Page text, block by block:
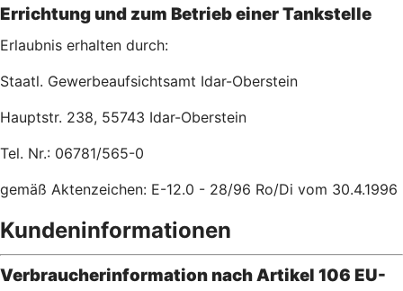
Errichtung und zum Betrieb einer Tankstelle
Erlaubnis erhalten durch:
Staatl. Gewerbeaufsichtsamt Idar-Oberstein
Hauptstr. 238, 55743 Idar-Oberstein
Tel. Nr.: 06781/565-0
gemäß Aktenzeichen: E-12.0 - 28/96 Ro/Di vom 30.4.1996
Kundeninformationen
Verbraucherinformation nach Artikel 106 EU-